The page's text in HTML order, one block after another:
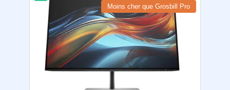
Moins cher que Grosbill Pro